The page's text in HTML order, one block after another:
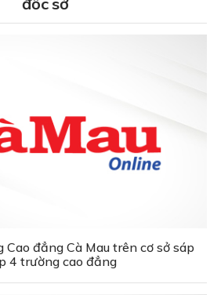
đẳng Cà Mau trên cơ sở sáp
4 trường cao đẳng